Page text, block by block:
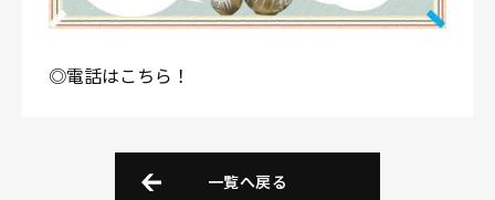
◎電話はこちら！
一覧へ戻る